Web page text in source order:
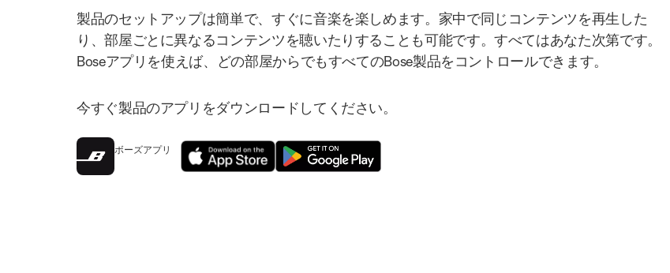
製品のセットアップは簡単で、すぐに音楽を楽しめます。家中で同じコンテンツを再生した
り、部屋ごとに異なるコンテンツを聴いたりすることも可能です。すべてはあなた次第です。
Boseアプリを使えば、どの部屋からでもすべてのBose製品をコントロールできます。
今すぐ製品のアプリをダウンロードしてください。
ボーズアプリ